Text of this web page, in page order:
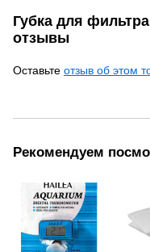
Губка для
отзывы
Оставьте отзыв об этом
Рекомендуем